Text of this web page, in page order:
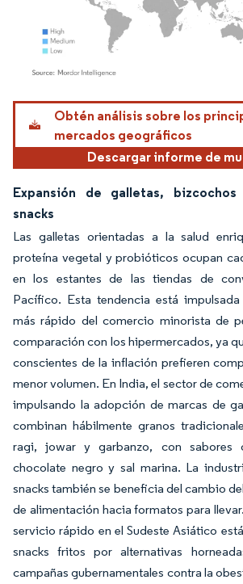
Imagen © Mordor Intelligence. El uso requiere
Obtén análisis sobre los
mercados geográficos
Descargar informe de
Expansión de galletas,
snacks
Las galletas orientadas a la salud
proteína vegetal y probióticos ocupan
en los estantes de las tiendas de
Pacífico. Esta tendencia está
más rápido del comercio minorista de
comparación con los hipermercados, ya
conscientes de la inflación prefieren
menor volumen. En India, el sector de
impulsando la adopción de marcas de
combinan hábilmente granos
ragi, jowar y garbanzo, con sabores
chocolate negro y sal marina. La
snacks también se beneficia del cambio
de alimentación hacia formatos para
servicio rápido en el Sudeste Asiático
snacks fritos por alternativas
campañas gubernamentales contra la